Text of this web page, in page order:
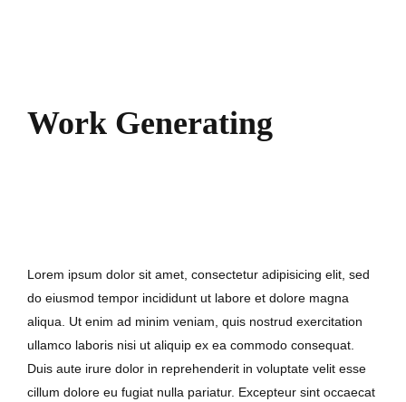
Work Generating
Lorem ipsum dolor sit amet, consectetur adipisicing elit, sed
do eiusmod tempor incididunt ut labore et dolore magna
aliqua. Ut enim ad minim veniam, quis nostrud exercitation
ullamco laboris nisi ut aliquip ex ea commodo consequat.
Duis aute irure dolor in reprehenderit in voluptate velit esse
cillum dolore eu fugiat nulla pariatur. Excepteur sint occaecat